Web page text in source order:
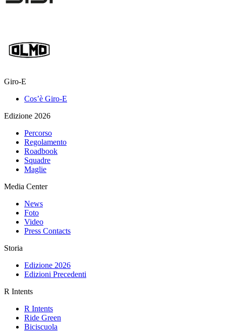
Giro-E
Cos’è Giro-E
Edizione 2026
Percorso
Regolamento
Roadbook
Squadre
Maglie
Media Center
News
Foto
Video
Press Contacts
Storia
Edizione 2026
Edizioni Precedenti
R Intents
R Intents
Ride Green
Biciscuola